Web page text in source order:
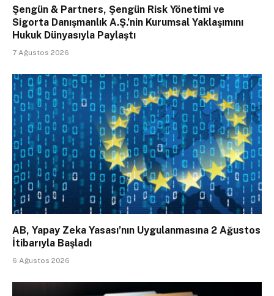
Şengün & Partners, Şengün Risk Yönetimi ve
Sigorta Danışmanlık A.Ş.’nin Kurumsal Yaklaşımını
Hukuk Dünyasıyla Paylaştı
7 Ağustos 2026
AB, Yapay Zeka Yasası’nın Uygulanmasına 2 Ağustos
İtibarıyla Başladı
6 Ağustos 2026